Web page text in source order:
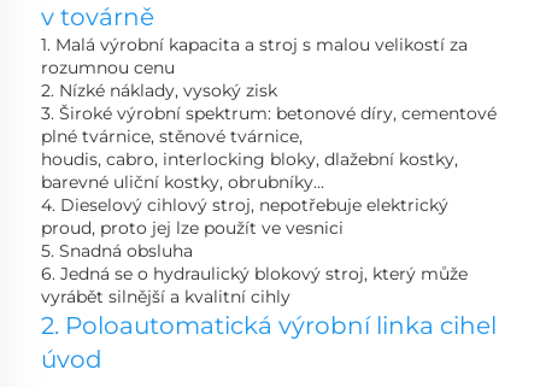
v továrně
1. Malá výrobní kapacita a stroj s malou velikostí za
rozumnou cenu
2. Nízké náklady, vysoký zisk
3. Široké výrobní spektrum: betonové díry, cementové
plné tvárnice, stěnové tvárnice,
houdis, cabro, interlocking bloky, dlažební kostky,
barevné uliční kostky, obrubníky...
4. Dieselový cihlový stroj, nepotřebuje elektrický
proud, proto jej lze použít ve vesnici
5. Snadná obsluha
6. Jedná se o hydraulický blokový stroj, který může
vyrábět silnější a kvalitní cihly
2. Poloautomatická výrobní linka cihel
úvod